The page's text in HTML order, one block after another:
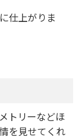
仕上がりま
トリーなどほ
を見せてくれ